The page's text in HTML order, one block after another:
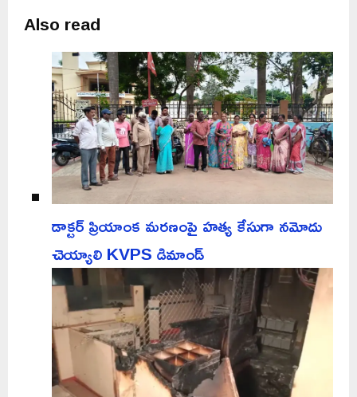
Also read
డాక్టర్ ప్రియాంక మరణంపై హత్య కేసుగా నమోదు
చెయ్యాలి KVPS డిమాండ్